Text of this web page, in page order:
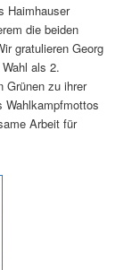
Haimhauser
die beiden
gratulieren Georg
als 2.
Grünen zu ihrer
Arbeit für